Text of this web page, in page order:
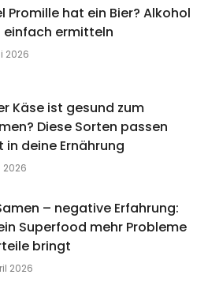
Promille hat ein Bier? Alkohol
einfach ermitteln
2026
Käse ist gesund zum
Diese Sorten passen
in deine Ernährung
2026
– negative Erfahrung:
Superfood mehr Probleme
bringt
2026